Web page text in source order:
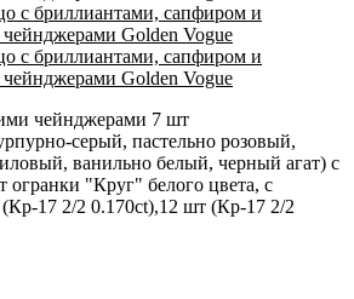
чейнджерами 7 шт
серый, пастельно розовый,
ванильно белый, черный агат) с
огранки "Круг" белого цвета, с
17 2/2 0.170ct),12 шт (Кр-17 2/2